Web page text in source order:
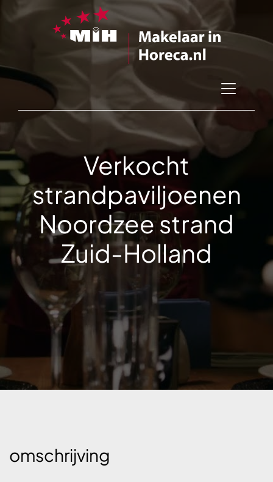
Verkocht
strandpaviljoenen
Noordzee strand
Zuid-Holland
omschrijving